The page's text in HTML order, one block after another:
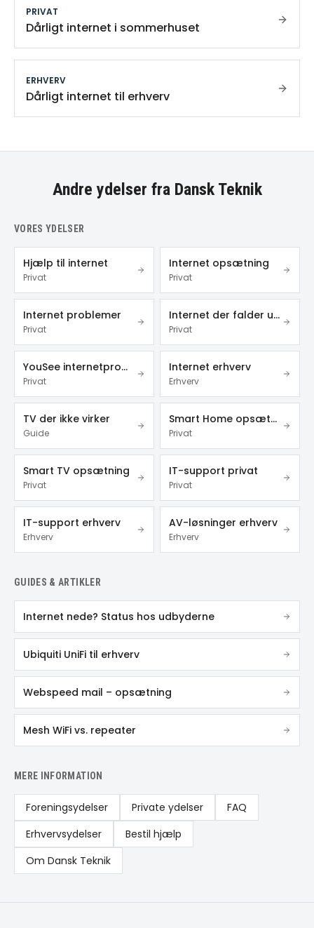
PRIVAT
Dårligt internet i sommerhuset
ERHVERV
Dårligt internet til erhverv
Andre ydelser fra Dansk Teknik
VORES YDELSER
Hjælp til internet
Privat
Internet opsætning
Privat
Internet problemer
Privat
Internet der falder ud
Privat
YouSee internetproblemer
Privat
Internet erhverv
Erhverv
TV der ikke virker
Guide
Smart Home opsætning
Privat
Smart TV opsætning
Privat
IT-support privat
Privat
IT-support erhverv
Erhverv
AV-løsninger erhverv
Erhverv
GUIDES & ARTIKLER
Internet nede? Status hos udbyderne
Ubiquiti UniFi til erhverv
Webspeed mail – opsætning
Mesh WiFi vs. repeater
MERE INFORMATION
Foreningsydelser Private ydelser
FAQ
Erhvervsydelser
Bestil hjælp
Om Dansk Teknik